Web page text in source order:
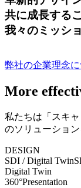
共に成長する
我々のミッシ
弊社の企業理念
More
私たちは「スキャ
のソリューション
DESIGN
SDI / Digital Twin
Digital Twin
360°Presentation